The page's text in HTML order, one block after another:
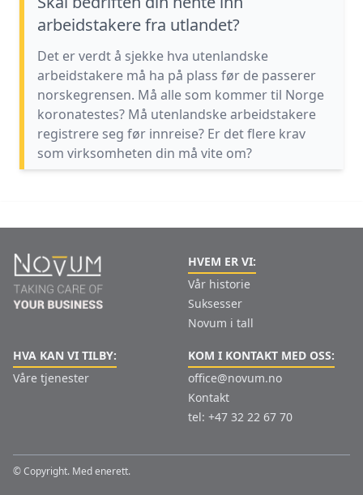
arbeidstakere fra utlandet?
Det er verdt å sjekke hva utenlandske
arbeidstakere må ha på plass før de passerer
norskegrensen. Må alle som kommer til Norge
koronatestes? Må utenlandske arbeidstakere
registrere seg før innreise? Er det flere krav
som virksomheten din må vite om?
HVEM ER VI:
Vår historie
Suksesser
Novum i tall
HVA KAN VI TILBY:
Våre tjenester
KOM I KONTAKT MED OSS:
office@novum.no
Kontakt
tel: +47 32 22 67 70
© Copyright. Med enerett.